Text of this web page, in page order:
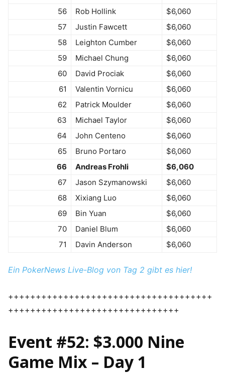
56
Rob Hollink
$6,060
57
Justin Fawcett
$6,060
58
Leighton Cumber
$6,060
59
Michael Chung
$6,060
60
David Prociak
$6,060
61
Valentin Vornicu
$6,060
62
Patrick Moulder
$6,060
63
Michael Taylor
$6,060
64
John Centeno
$6,060
65
Bruno Portaro
$6,060
66
Andreas Frohli
$6,060
67
Jason Szymanowski
$6,060
68
Xixiang Luo
$6,060
69
Bin Yuan
$6,060
70
Daniel Blum
$6,060
71
Davin Anderson $6,060
Ein PokerNews Live-Blog von Tag 2 gibt es hier!
+++++++++++++++++++++++++++++++++++++
+++++++++++++++++++++++++++++++
Event #52: $3.000 Nine
Game Mix – Day 1